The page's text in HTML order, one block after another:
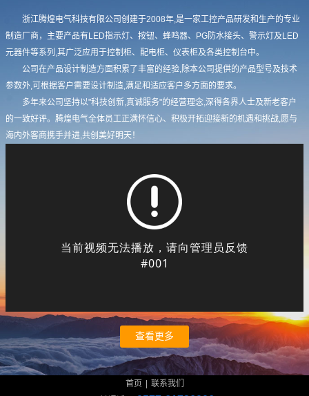
浙江腾煌电气科技有限公司创建于2008年,是一家工控产品研发和生产的专业
制造厂商，主要产品有LED指示灯、按钮、蜂鸣器、PG防水接头、警示灯及LED
元器件等系列,其广泛应用于控制柜、配电柜、仪表柜及各类控制台中。
公司在产品设计制造方面积累了丰富的经验,除本公司提供的产品型号及技术
参数外,可根据客户需要设计制造,满足和适应客户多方面的要求。
多年来公司坚持以"科技创新,真诚服务"的经营理念,深得各界人士及新老客户
的一致好评。腾煌电气全体员工正满怀信心、积极开拓迎接新的机遇和挑战,愿与
海内外客商携手并进,共创美好明天！
查看更多
首页
联系我们